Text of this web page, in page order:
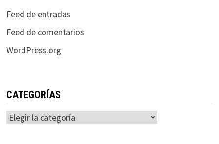
Feed de entradas
Feed de comentarios
WordPress.org
CATEGORÍAS
Categorías